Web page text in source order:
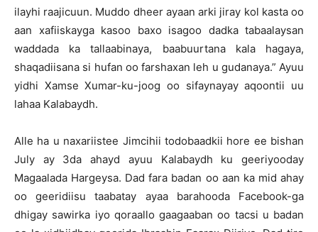
ilayhi raajicuun. Muddo dheer ayaan arki jiray kol kasta oo
aan xafiiskayga kasoo baxo isagoo dadka tabaalaysan
waddada ka tallaabinaya, baabuurtana kala hagaya,
shaqadiisana si hufan oo farshaxan leh u gudanaya.” Ayuu
yidhi Xamse Xumar-ku-joog oo sifaynayay aqoontii uu
lahaa Kalabaydh.
Alle ha u naxariistee Jimcihii todobaadkii hore ee bishan
July ay 3da ahayd ayuu Kalabaydh ku geeriyooday
Magaalada Hargeysa. Dad fara badan oo aan ka mid ahay
oo geeridiisu taabatay ayaa barahooda Facebook-ga
dhigay sawirka iyo qoraallo gaagaaban oo tacsi u badan